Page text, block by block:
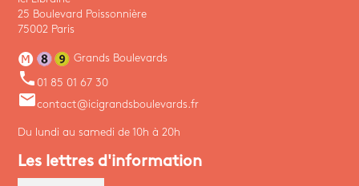
25 Boulevard Poissonnière
75002 Paris
Grands Boulevards
phone 01 85 01 67 30
emailcontact@icigrandsboulevards.fr
Du lundi au samedi de 10h à 20h
Les lettres d'information